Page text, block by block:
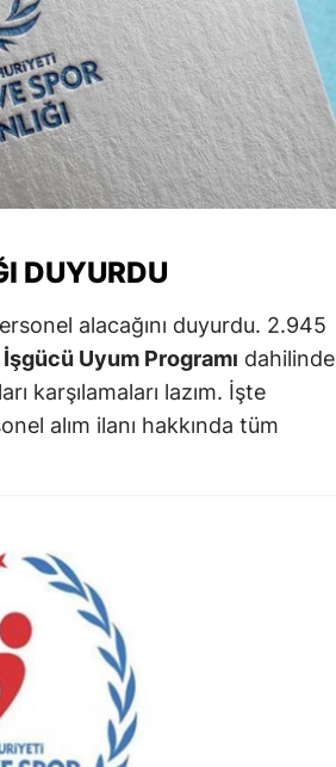
DUYURDU
alacağını duyurdu. 2.945
İşgücü Uyum Programı dahilinde
karşılamaları lazım. İşte
alım ilanı hakkında tüm